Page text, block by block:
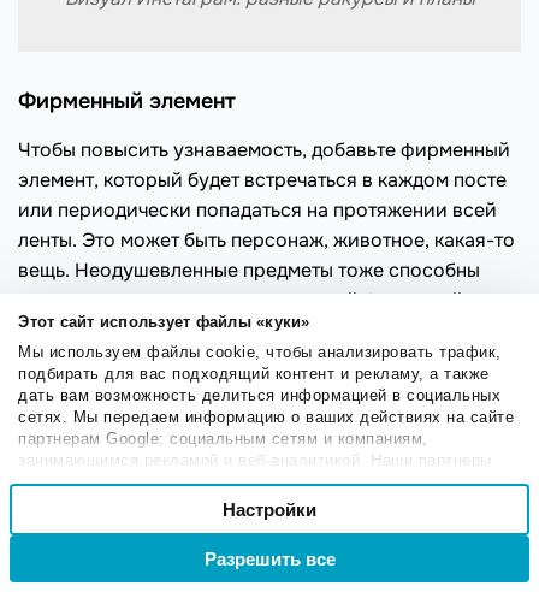
Этот сайт использует файлы «куки»
Мы используем файлы cookie, чтобы анализировать трафик,
подбирать для вас подходящий контент и рекламу, а также
дать вам возможность делиться информацией в социальных
сетях. Мы передаем информацию о ваших действиях на сайте
партнерам Google: социальным сетям и компаниям,
занимающимся рекламой и веб-аналитикой. Наши партнеры
могут комбинировать эти сведения с предоставленной вами
информацией, а также данными, которые они получили при
использовании вами их сервисов.
Выбор
Настроечные
Настройки
Разрешить все
Фирменный элемент
Чтобы повысить узнаваемость, добавьте фирменный
элемент, который будет встречаться в каждом посте
или периодически попадаться на протяжении всей
ленты. Это может быть персонаж, животное, какая-то
вещь. Неодушевленные предметы тоже способны
стать персонажами — дело за вашей фантазией.
Иллюстрации
Некоторые аккаунты полностью состоят из
иллюстраций, в других ими разбавляют обычные
Иллюстрации позволяют выразить эмоцию, привлечь
передать через фотографии.